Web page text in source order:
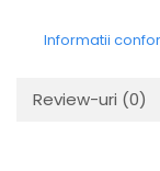
Informatii
Review-uri (0)